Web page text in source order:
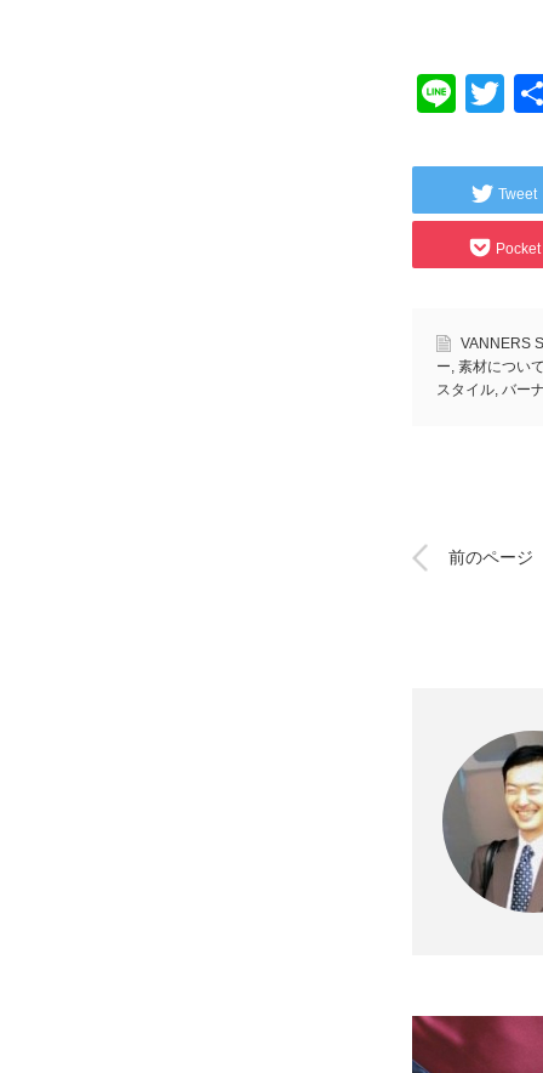
Line
Tweet
Pocket
VANNERS
ー, 素材につい
スタイル, バー
前のページ